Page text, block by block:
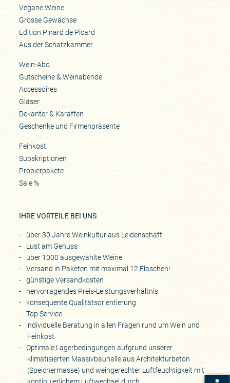
Vegane Weine
Grosse Gewächse
Edition Pinard de Picard
Aus der Schatzkammer
Wein-Abo
Gutscheine & Weinabende
Accessoires
Gläser
Dekanter & Karaffen
Geschenke und Firmenpräsente
Feinkost
Subskriptionen
Probierpakete
Sale %
IHRE VORTEILE BEI UNS
über 30 Jahre Weinkultur aus Leidenschaft
Lust am Genuss
über 1000 ausgewählte Weine
Versand in Paketen mit maximal 12 Flaschen!
günstige Versandkosten
hervorragendes Preis-Leistungsverhältnis
konsequente Qualitätsorientierung
Top Service
individuelle Beratung in allen Fragen rund um Wein und
Feinkost
Optimale Lagerbedingungen aufgrund unserer
klimatisierten Massivbauhalle aus Architekturbeton
(Speichermasse) und weingerechter Luftfeuchtigkeit mit